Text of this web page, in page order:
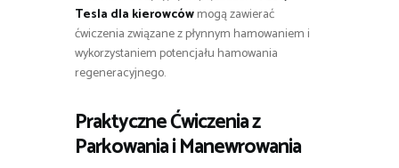
Tesla dla kierowcówmogą zawierać
ćwiczenia związane z płynnym hamowaniem i
wykorzystaniem potencjału hamowania
regeneracyjnego.
Praktyczne Ćwiczenia z
Parkowania i Manewrowania